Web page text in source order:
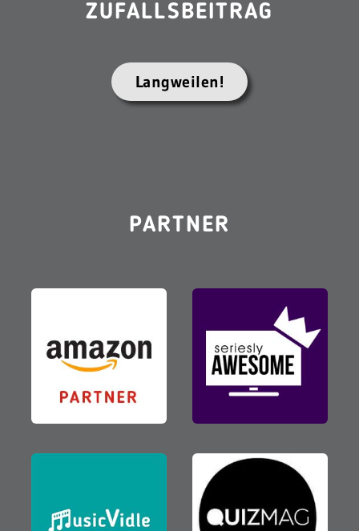
ZUFALLSBEITRAG
Langweilen!
PARTNER